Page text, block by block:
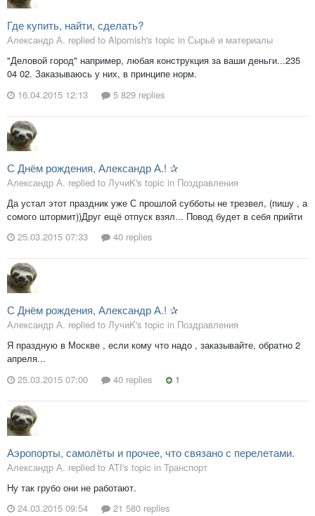
Где купить, найти, сделать?
Александр А. replied to Alpomish's topic in Сырьё и материалы
"Деловой город" например, любая конструкция за ваши деньги...235
04 02. Заказываюсь у них, в принципе норм.
16.04.2015 12:13
5 829 replies
С Днём рождения, Александр А.! ✰
Александр А. replied to ЛучиK's topic in Поздравления
Да устал этот праздник уже С прошлой субботы не трезвел, (пишу , а
сомого штормит))Друг ещё отпуск взял... Повод будет в себя прийти
25.03.2015 07:33
40 replies
С Днём рождения, Александр А.! ✰
Александр А. replied to ЛучиK's topic in Поздравления
Я праздную в Москве , если кому что надо , заказывайте, обратно 2
апреля...
25.03.2015 07:00
40 replies 1
Аэропорты, самолёты и прочее, что связано с перелетами.
Александр А. replied to ATI's topic in Транспорт
Ну так грубо они не работают.
24.03.2015 09:54
21 580 replies